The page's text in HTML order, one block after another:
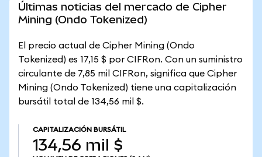
Últimas noticias del mercado de Cipher
Mining (Ondo Tokenized)
El precio actual de Cipher Mining (Ondo
Tokenized) es 17,15 $ por CIFRon. Con un suministro
circulante de 7,85 mil CIFRon, significa que Cipher
Mining (Ondo Tokenized) tiene una capitalización
bursátil total de 134,56 mil $.
CAPITALIZACIÓN BURSÁTIL
134,56 mil $